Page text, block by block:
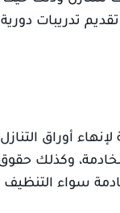
تدريبات
لإنهاء أوراق
وكذلك
سواء التنظيف